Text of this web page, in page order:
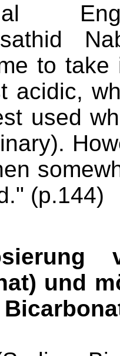
to take
acidic,
used
(p.144)
und